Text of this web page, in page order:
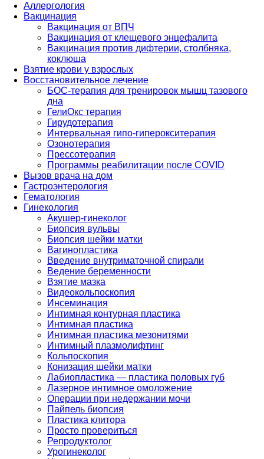
Аллергология
Вакцинация
Вакцинация от ВПЧ
Вакцинация от клещевого энцефалита
Вакцинация против дифтерии, столбняка,
коклюша
Взятие крови у взрослых
Восстановительное лечение
БОС-терапия для тренировок мышц тазового
дна
ГелиОкс терапия
Гирудотерапия
Интервальная гипо-гиперокситерапия
Озонотерапия
Прессотерапия
Программы реабилитации после СOVID
Вызов врача на дом
Гастроэнтерология
Гематология
Гинекология
Акушер-гинеколог
Биопсия вульвы
Биопсия шейки матки
Вагинопластика
Введение внутриматочной спирали
Ведение беременности
Взятие мазка
Видеокольпоскопия
Инсеминация
Интимная контурная пластика
Интимная пластика
Интимная пластика мезонитями
Интимный плазмолифтинг
Кольпоскопия
Конизация шейки матки
Лабиопластика — пластика половых губ
Лазерное интимное омоложение
Операции при недержании мочи
Пайпель биопсия
Пластика клитора
Просто провериться
Репродуктолог
Урогинеколог